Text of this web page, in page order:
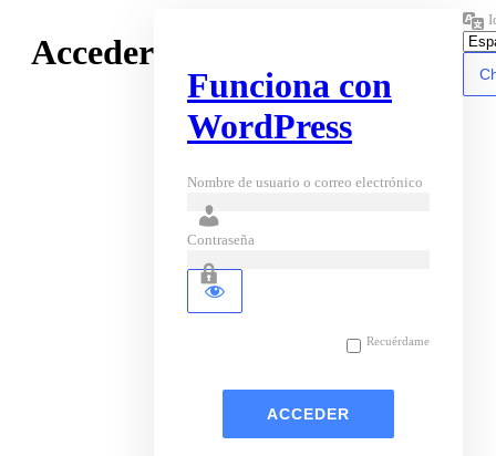
Acceder
Funciona con
WordPress
Nombre de usuario o correo electrónico
Contraseña
Recuérdame